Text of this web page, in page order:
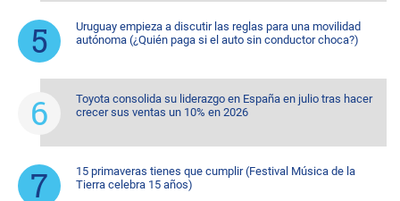
Uruguay empieza a discutir las reglas para una movilidad
autónoma (¿Quién paga si el auto sin conductor choca?)
Toyota consolida su liderazgo en España en julio tras hacer
crecer sus ventas un 10% en 2026
15 primaveras tienes que cumplir (Festival Música de la
Tierra celebra 15 años)